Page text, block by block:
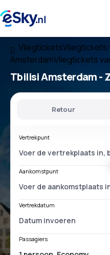
VliegticketsVliegtickets
AmsterdamVliegtickets
Tbilisi Amsterdam-
Retour
Vertrekpunt
Aankomstpunt
Vertrekdatum
Passagiers